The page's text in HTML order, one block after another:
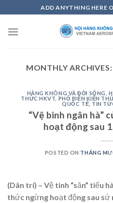
to
content
ADD ANYTHING HERE
MONTHLY ARCHIVES:
HÀNG KHÔNG VÀ ĐỜI SỐNG
THỨC HKVT PHỔ BIẾN KIẾN
QUỐC TẾ TIN
“Vệ binh ngân hà”
hoạt động sau
POSTED ON THÁNG
(Dân trí) – Vệ tinh “săn” tiểu
thức ngừng hoạt động sau sứ